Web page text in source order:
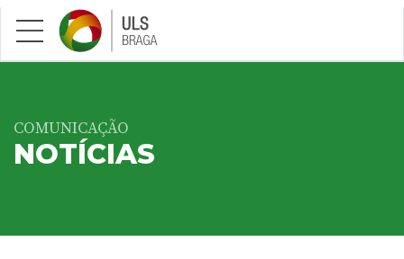
Saltar para conteúdo principal
COMUNICAÇÃO
NOTÍCIAS